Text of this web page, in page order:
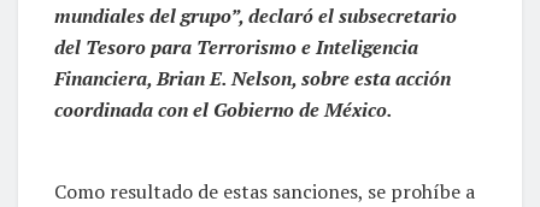
mundiales del grupo”, declaró el subsecretario
del Tesoro para Terrorismo e Inteligencia
Financiera, Brian E. Nelson, sobre esta acción
coordinada con el Gobierno de México.
Como resultado de estas sanciones, se prohíbe a